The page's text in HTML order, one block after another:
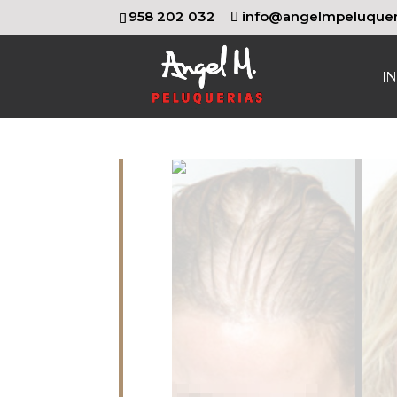
958 202 032